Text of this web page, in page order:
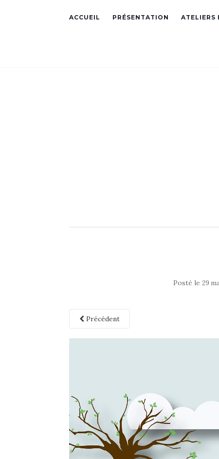
ACCUEIL PRÉSENTATION ATELIERS
Posté le29
Précédent